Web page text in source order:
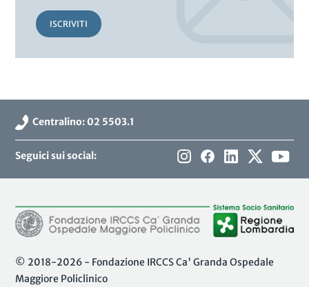
ISCRIVITI
Centralino: 02 5503.1
Seguici sui social:
© 2018-2026 - Fondazione IRCCS Ca' Granda Ospedale
Maggiore Policlinico